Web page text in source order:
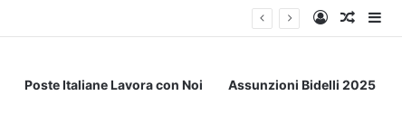
Accedi
Un
Poste Italiane Lavora con Noi Assunzioni Bidelli 2025